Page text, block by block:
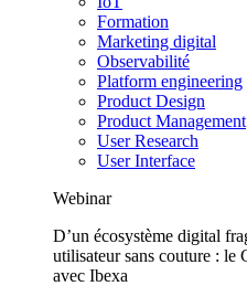
Formation
Marketing digital
Observabilité
Platform engineering
Product Design
Product Management
User Research
User Interface
Webinar
D’un écosystème digital
utilisateur sans couture :
avec Ibexa